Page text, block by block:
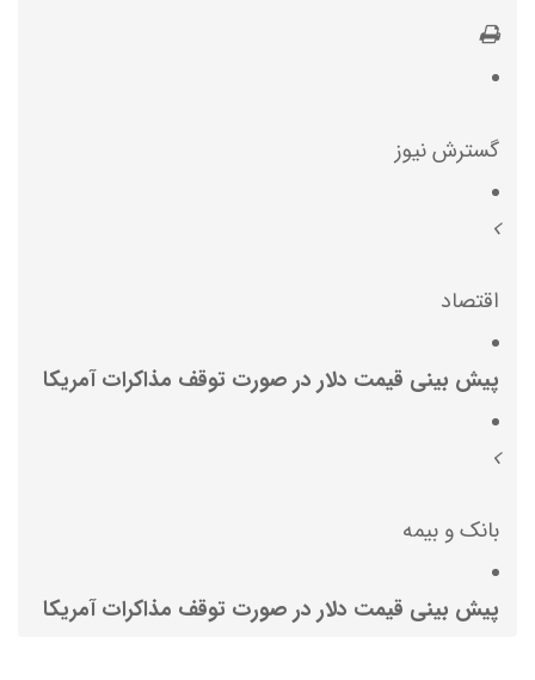
گسترش نیوز
اقتصاد
پیش بینی قیمت دلار در صورت توقف مذاکرات آمریکا
بانک و بیمه
پیش بینی قیمت دلار در صورت توقف مذاکرات آمریکا